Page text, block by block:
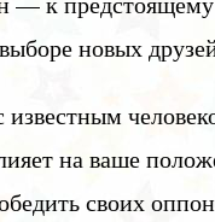
новых
на ваше
своих